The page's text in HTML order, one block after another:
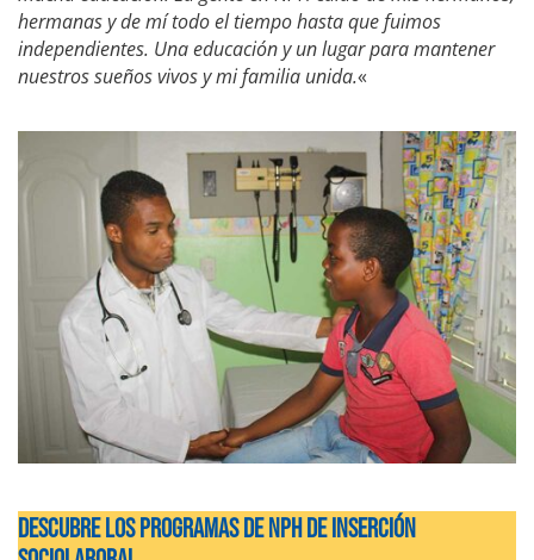
hermanas y de mí todo el tiempo hasta que fuimos
independientes. Una educación y un lugar para mantener
nuestros sueños vivos y mi familia unida.«
DESCUBRE LOS PROGRAMAS DE NPH DE INSERCIÓN